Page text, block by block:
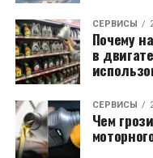
СЕРВИСЫ
Почему
в
СЕРВИСЫ
Чем